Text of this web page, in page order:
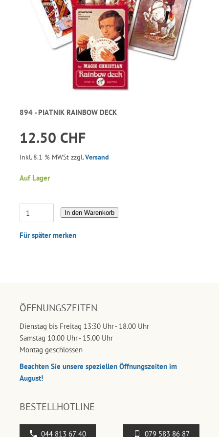
894 - PIATNIK RAINBOW DECK
12.50 CHF
Inkl. 8.1 % MWSt zzgl.Versand
Auf Lager
In den Warenkorb
Für später merken
ÖFFNUNGSZEITEN
Dienstag bis Freitag 13:30 Uhr - 18.00 Uhr
Samstag 10.00 Uhr - 15.00 Uhr
Montag geschlossen
Beachten Sie unsere speziellen Öffnungszeiten im
August!
BESTELLHOTLINE
044 813 67 40 079 583 86 87